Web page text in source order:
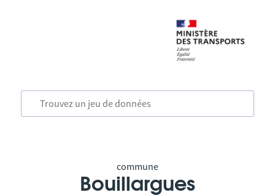
commune
Bouillargues